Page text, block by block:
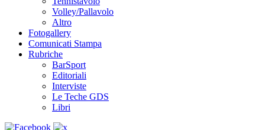
Volley/Pallavolo
Altro
Fotogallery
Comunicati Stampa
Rubriche
BarSport
Editoriali
Interviste
Le Teche GDS
Libri